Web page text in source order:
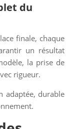
du
finale, chaque
un résultat
la prise de
rigueur.
adaptée, durable